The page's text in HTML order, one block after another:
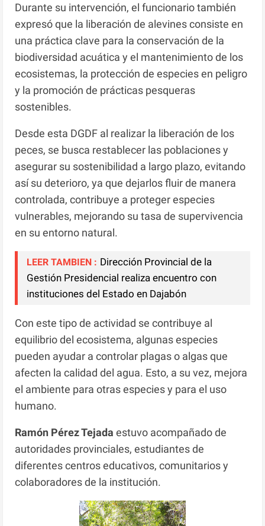
Durante su intervención, el funcionario también
expresó que la liberación de alevines consiste en
una práctica clave para la conservación de la
biodiversidad acuática y el mantenimiento de los
ecosistemas, la protección de especies en peligro
y la promoción de prácticas pesqueras
sostenibles.
Desde esta DGDF al realizar la liberación de los
peces, se busca restablecer las poblaciones y
asegurar su sostenibilidad a largo plazo, evitando
así su deterioro, ya que dejarlos fluir de manera
controlada, contribuye a proteger especies
vulnerables, mejorando su tasa de supervivencia
en su entorno natural.
LEER TAMBIEN : Dirección Provincial de la
Gestión Presidencial realiza encuentro con
instituciones del Estado en Dajabón
Con este tipo de actividad se contribuye al
equilibrio del ecosistema, algunas especies
pueden ayudar a controlar plagas o algas que
afecten la calidad del agua. Esto, a su vez, mejora
el ambiente para otras especies y para el uso
humano.
Ramón Pérez Tejadaestuvo acompañado de
autoridades provinciales, estudiantes de
diferentes centros educativos, comunitarios y
colaboradores de la institución.